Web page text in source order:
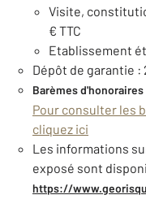
Visite,
€ TTC
Etablissement
Dépôt de garantie :
Barèmes d'honoraires
Pour consulter les
cliquez ici
Les informations
exposé sont
https://